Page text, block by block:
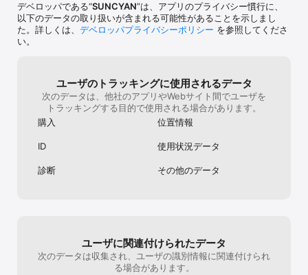
す。やる事が少なくすぐ終わってしまうほど
悲しい事はございません、ストーリーのハー
ドモードでもリーグのようなチャレンジ系で
も追加されたら是非プレイしたいです。返答
る。 プレイヤ
達を実感しやす
い方ができる。
の引き立て役に
スを整える。過
む。他キャラと
編成できるのが
デベロッパである“SUNCYAN”は、アプリのプライバシー慣行に、
以下のデータの取り扱いが含まれる可能性があることを示しまし
た。詳しくは、 デベロッパプライバシーポリシー を参照してくださ
い。
ユーザのトラッキングに使用されるデータ
次のデータは、他社のアプリやWebサイト間でユーザを
トラッキングする目的で使用される場合があります。
購入
位置情報
ID 使用状況データ
診断 その他のデータ
ユーザに関連付けられたデータ
次のデータは収集され、ユーザの識別情報に関連付けられ
る場合があります。